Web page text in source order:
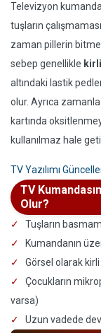
Televizyon
tuşların
zaman pillerin
sebep genellikle
altındaki lastik
olur. Ayrıca
kartında
kullanılmaz hale
TV Yazılımı
TV
Olur?
Tuşların
Kumandanın
Görsel olarak
Çocukların
varsa)
Uzun vadede